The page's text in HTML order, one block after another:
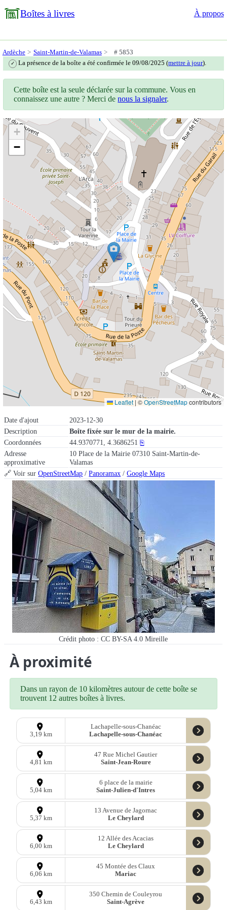
Boîtes à livres À propos
Ardèche Saint-Martin-de-Valamas # 5853
✓ La présence de la boîte a été confirmée le 09/08/2025 (mettre à jour).
Date d'ajout
2023-12-30
Description
Boîte fixée sur le mur de la mairie.
Coordonnées
44.9370771, 4.3686251 ⎘
Adresse
approximative
10 Place de la Mairie 07310 Saint-Martin-de-
Valamas
🔗 Voir surOpenStreetMap /Panoramax /Google Maps
Crédit photo : CC BY-SA 4.0 Mireille
Cette boîte est la seule déclarée sur la commune. Vous en
connaissez une autre ? Merci denous la signaler.
+
−
Leaflet | ©OpenStreetMapcontributors
À proximité
Dans un rayon de 10 kilomètres autour de cette boîte se
trouvent 12 autres boîtes à livres.
3,19 km
Lachapelle-sous-Chanéac
Lachapelle-sous-Chanéac
4,81 km
47 Rue Michel Gautier
Saint-Jean-Roure
5,04 km
6 place de la mairie
Saint-Julien-d'Intres
5,37 km
13 Avenue de Jagornac
Le Cheylard
6,00 km
12 Allée des Acacias
Le Cheylard
6,06 km
45 Montée des Claux
Mariac
6,43 km
350 Chemin de Couleyrou
Saint-Agrève